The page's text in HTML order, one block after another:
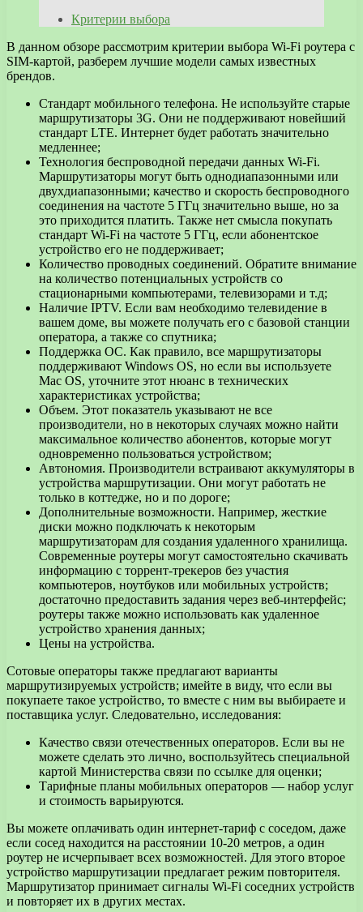
Критерии выбора
В данном обзоре рассмотрим критерии выбора Wi-Fi роутера с
SIM-картой, разберем лучшие модели самых известных
брендов.
Стандарт мобильного телефона. Не используйте старые
маршрутизаторы 3G. Они не поддерживают новейший
стандарт LTE. Интернет будет работать значительно
медленнее;
Технология беспроводной передачи данных Wi-Fi.
Маршрутизаторы могут быть однодиапазонными или
двухдиапазонными; качество и скорость беспроводного
соединения на частоте 5 ГГц значительно выше, но за
это приходится платить. Также нет смысла покупать
стандарт Wi-Fi на частоте 5 ГГц, если абонентское
устройство его не поддерживает;
Количество проводных соединений. Обратите внимание
на количество потенциальных устройств со
стационарными компьютерами, телевизорами и т.д;
Наличие IPTV. Если вам необходимо телевидение в
вашем доме, вы можете получать его с базовой станции
оператора, а также со спутника;
Поддержка ОС. Как правило, все маршрутизаторы
поддерживают Windows OS, но если вы используете
Mac OS, уточните этот нюанс в технических
характеристиках устройства;
Объем. Этот показатель указывают не все
производители, но в некоторых случаях можно найти
максимальное количество абонентов, которые могут
одновременно пользоваться устройством;
Автономия. Производители встраивают аккумуляторы в
устройства маршрутизации. Они могут работать не
только в коттедже, но и по дороге;
Дополнительные возможности. Например, жесткие
диски можно подключать к некоторым
маршрутизаторам для создания удаленного хранилища.
Современные роутеры могут самостоятельно скачивать
информацию с торрент-трекеров без участия
компьютеров, ноутбуков или мобильных устройств;
достаточно предоставить задания через веб-интерфейс;
роутеры также можно использовать как удаленное
устройство хранения данных;
Цены на устройства.
Сотовые операторы также предлагают варианты
маршрутизируемых устройств; имейте в виду, что если вы
покупаете такое устройство, то вместе с ним вы выбираете и
поставщика услуг. Следовательно, исследования:
Качество связи отечественных операторов. Если вы не
можете сделать это лично, воспользуйтесь специальной
картой Министерства связи по ссылке для оценки;
Тарифные планы мобильных операторов — набор услуг
и стоимость варьируются.
Вы можете оплачивать один интернет-тариф с соседом, даже
если сосед находится на расстоянии 10-20 метров, а один
роутер не исчерпывает всех возможностей. Для этого второе
устройство маршрутизации предлагает режим повторителя.
Маршрутизатор принимает сигналы Wi-Fi соседних устройств
и повторяет их в других местах.